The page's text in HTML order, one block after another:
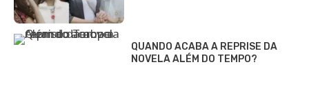
QUANDO ACABA A REPRISE DA
NOVELA ALÉM DO TEMPO?